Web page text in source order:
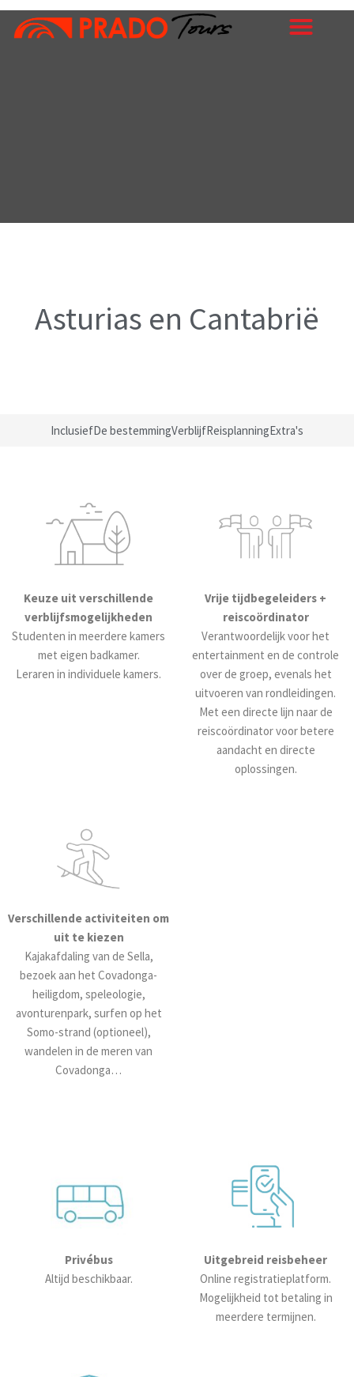
Ga
naar
Asturias en Cantabrië
InclusiefDe bestemmingVerblijfReisplanningExtra's
Keuze uit verschillende
verblijfsmogelijkheden
Studenten in meerdere kamers
met eigen badkamer.
Leraren in individuele kamers.
Vrije tijdbegeleiders +
reiscoördinator
Verantwoordelijk voor het
entertainment en de controle
over de groep, evenals het
uitvoeren van rondleidingen.
Met een directe lijn naar de
reiscoördinator voor betere
aandacht en directe
oplossingen.
Verschillende activiteiten om
uit te kiezen
Kajakafdaling van de Sella,
bezoek aan het Covadonga-
heiligdom, speleologie,
avonturenpark, surfen op het
Somo-strand (optioneel),
wandelen in de meren van
Covadonga…
Privébus
Altijd beschikbaar.
Uitgebreid reisbeheer
Online registratieplatform.
Mogelijkheid tot betaling in
meerdere termijnen.